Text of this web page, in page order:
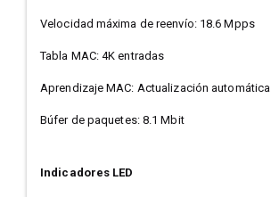
Velocidad máxima de reenvío: 18.6 Mpps
Tabla MAC: 4K entradas
Aprendizaje MAC: Actualización automática
Búfer de paquetes: 8.1 Mbit
Indicadores LED